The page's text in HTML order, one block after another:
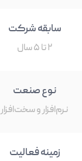
سابقه شرکت
۲ تا ۵ سال
نوع صنعت
نرم‌افزار و سخت‌افزار
زمینه فعالیت